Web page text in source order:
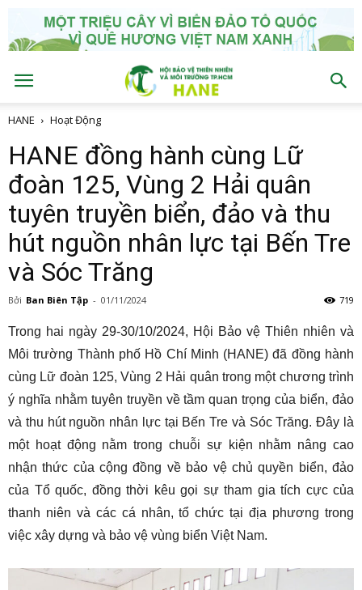
HANE Hoạt Động
HANE đồng hành cùng Lữ
đoàn 125, Vùng 2 Hải quân
tuyên truyền biển, đảo và thu
hút nguồn nhân lực tại Bến Tre
và Sóc Trăng
Bởi Ban Biên Tập - 01/11/2024 719
Trong hai ngày 29-30/10/2024, Hội Bảo vệ Thiên nhiên và
Môi trường Thành phố Hồ Chí Minh (HANE) đã đồng hành
cùng Lữ đoàn 125, Vùng 2 Hải quân trong một chương trình
ý nghĩa nhằm tuyên truyền về tầm quan trọng của biển, đảo
và thu hút nguồn nhân lực tại Bến Tre và Sóc Trăng. Đây là
một hoạt động nằm trong chuỗi sự kiện nhằm nâng cao
nhận thức của cộng đồng về bảo vệ chủ quyền biển, đảo
của Tổ quốc, đồng thời kêu gọi sự tham gia tích cực của
thanh niên và các cá nhân, tổ chức tại địa phương trong
việc xây dựng và bảo vệ vùng biển Việt Nam.